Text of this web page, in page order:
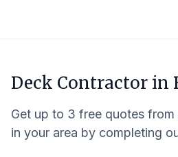
Deck Contractor in
Get up to 3 free quotes
in your area by completing